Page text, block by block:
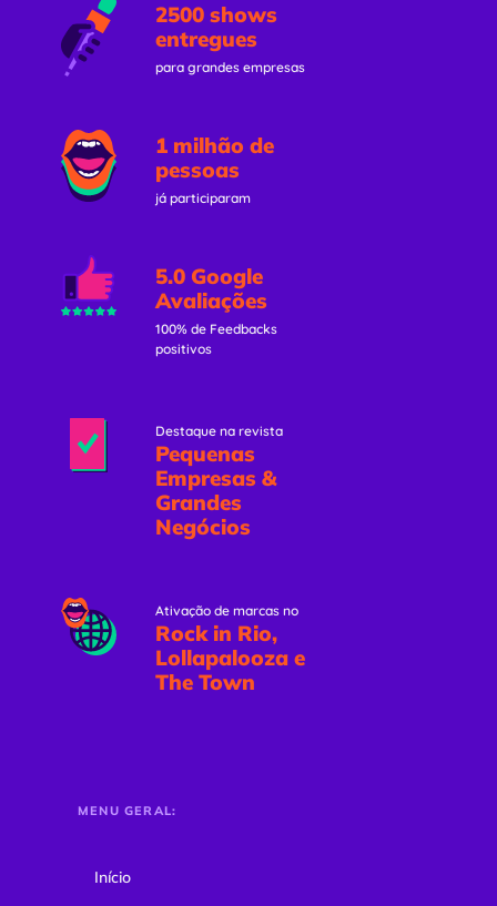
2500 shows
entregues
para grandes empresas
1 milhão de
pessoas
já participaram
5.0 Google
Avaliações
100% de Feedbacks
positivos
Destaque na revista
Pequenas
Empresas &
Grandes
Negócios
Ativação de marcas no
Rock in Rio,
Lollapalooza e
The Town
MENU GERAL:
Início